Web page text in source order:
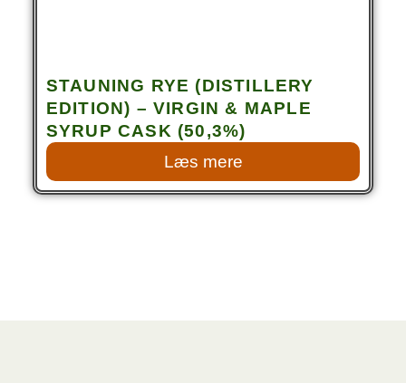
STAUNING RYE (DISTILLERY
EDITION) – VIRGIN & MAPLE
SYRUP CASK (50,3%)
Læs mere